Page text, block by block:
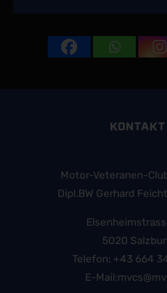
KONTAKT
Motor-Veteranen-
Dipl.BW Gerhard
5020
Telefon: +43 664
E-Mail: